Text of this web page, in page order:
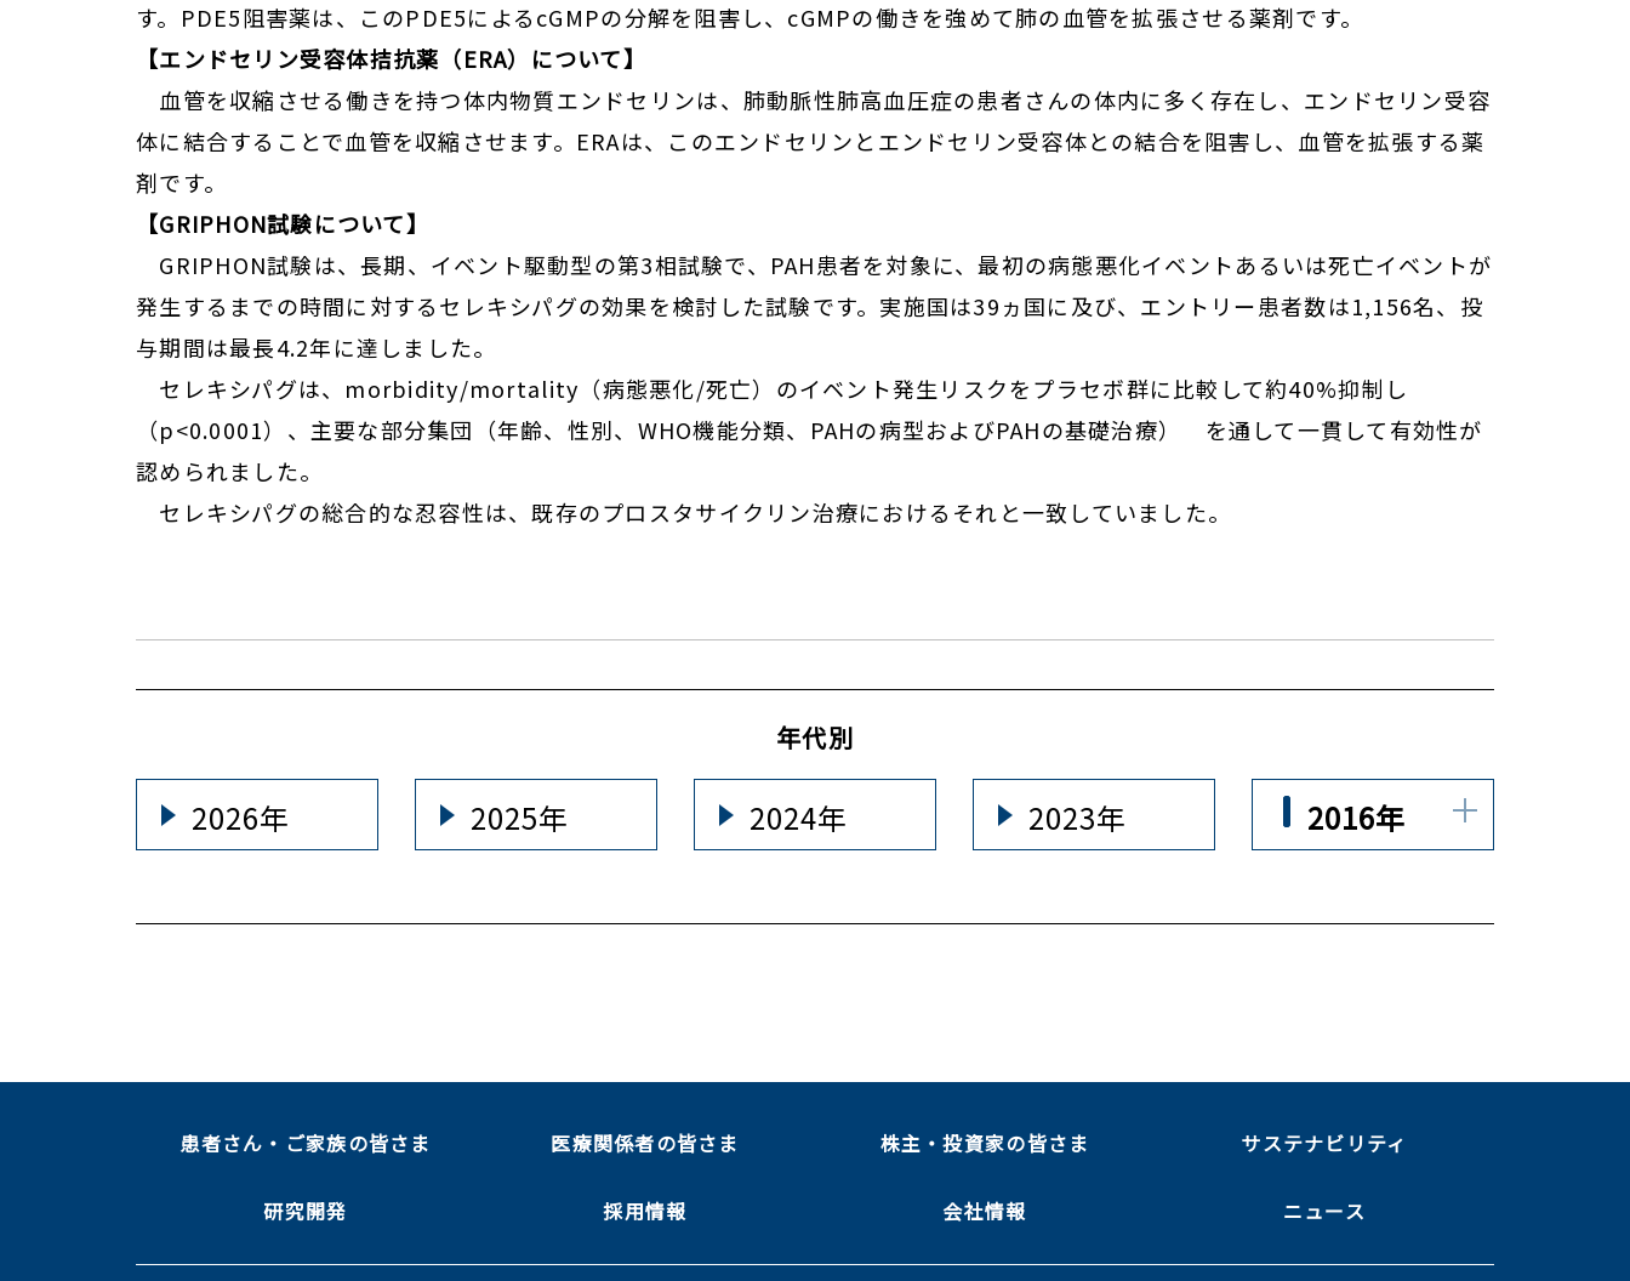
す。PDE5阻害薬は、このPDE5によるcGMPの分解を阻害し、cGMPの働きを強めて肺の血管を拡張させる薬剤です。
【エンドセリン受容体拮抗薬（ERA）について】
血管を収縮させる働きを持つ体内物質エンドセリンは、肺動脈性肺高血圧症の患者さんの体内に多く存在し、エンドセリン受容
体に結合することで血管を収縮させます。ERAは、このエンドセリンとエンドセリン受容体との結合を阻害し、血管を拡張する薬
剤です。
【GRIPHON試験について】
GRIPHON試験は、長期、イベント駆動型の第3相試験で、PAH患者を対象に、最初の病態悪化イベントあるいは死亡イベントが
発生するまでの時間に対するセレキシパグの効果を検討した試験です。実施国は39ヵ国に及び、エントリー患者数は1,156名、投
与期間は最長4.2年に達しました。
セレキシパグは、morbidity/mortality（病態悪化/死亡）のイベント発生リスクをプラセボ群に比較して約40%抑制し
（p<0.0001）、主要な部分集団（年齢、性別、WHO機能分類、PAHの病型およびPAHの基礎治療） を通して一貫して有効性が
認められました。
セレキシパグの総合的な忍容性は、既存のプロスタサイクリン治療におけるそれと一致していました。
年代別
2026年 2025年 2024年 2023年 2016年
患者さん・ご家族の皆さま 医療関係者の皆さま 株主・投資家の皆さま サステナビリティ
研究開発 採用情報 会社情報 ニュース